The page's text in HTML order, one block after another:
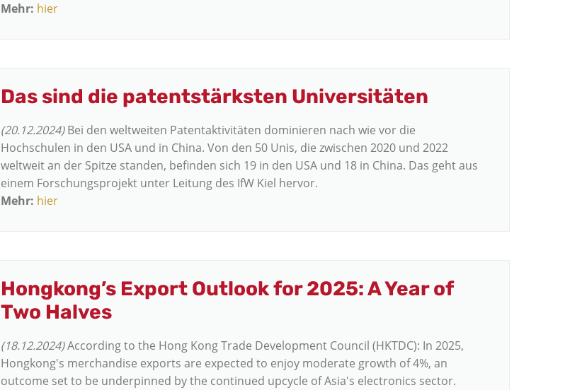
Mehr: hier
Das sind die patentstärksten Universitäten
(20.12.2024)Bei den weltweiten Patentaktivitäten dominieren nach wie vor die
Hochschulen in den USA und in China. Von den 50 Unis, die zwischen 2020 und 2022
weltweit an der Spitze standen, befinden sich 19 in den USA und 18 in China. Das geht aus
einem Forschungsprojekt unter Leitung des IfW Kiel hervor.
Mehr: hier
Hongkong’s Export Outlook for 2025: A Year of
Two Halves
(18.12.2024)According to the Hong Kong Trade Development Council (HKTDC): In 2025,
Hongkong's merchandise exports are expected to enjoy moderate growth of 4%, an
outcome set to be underpinned by the continued upcycle of Asia's electronics sector.